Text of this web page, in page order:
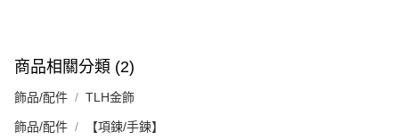
商品相關分類 (2)
飾品/配件 TLH金飾
飾品/配件 【項鍊/手鍊】